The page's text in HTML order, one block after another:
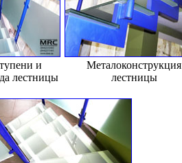
и
лестницы
Металоконструкция
лестницы